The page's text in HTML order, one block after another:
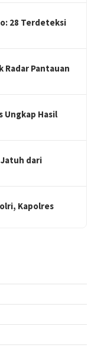
28 Terdeteksi
Radar Pantauan
Ungkap Hasil
Jatuh dari
Kapolres